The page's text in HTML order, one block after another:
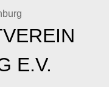
E.V.